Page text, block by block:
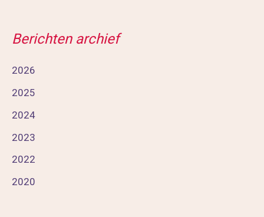
Berichten archief
2026
2025
2024
2023
2022
2020